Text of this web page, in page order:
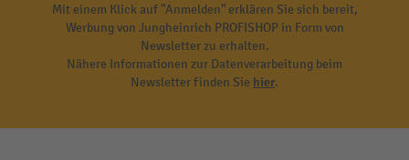
Mit einem Klick auf "Anmelden" erklären Sie sich bereit,
Werbung von Jungheinrich PROFISHOP in Form von
Newsletter zu erhalten.
Nähere Informationen zur Datenverarbeitung beim
Newsletter finden Sie hier.